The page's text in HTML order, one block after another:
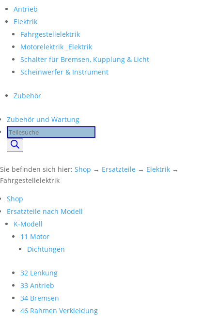
Antrieb
Elektrik
Fahrgestellelektrik
Motorelektrik _Elektrik
Schalter für Bremsen, Kupplung & Licht
Scheinwerfer & Instrument
Zubehör
Zubehör und Wartung
Products
search
Sie befinden sich hier: Shop → Ersatzteile → Elektrik →
Fahrgestellelektrik
Shop
Ersatzteile nach Modell
K-Modell
11 Motor
Dichtungen
32 Lenkung
33 Antrieb
34 Bremsen
46 Rahmen Verkleidung